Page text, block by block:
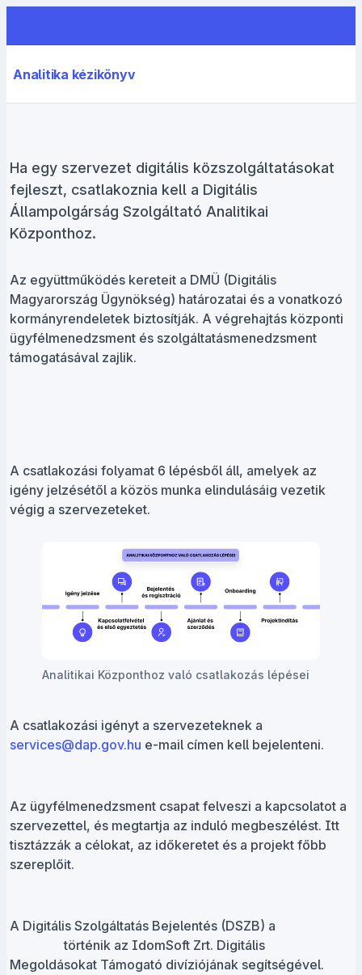
Analitika kézikönyv
Ha egy szervezet digitális közszolgáltatásokat
fejleszt, csatlakoznia kell a Digitális
Állampolgárság Szolgáltató Analitikai
Központhoz.
Az együttműködés kereteit a DMÜ (Digitális
Magyarország Ügynökség) határozatai és a vonatkozó
kormányrendeletek biztosítják. A végrehajtás központi
ügyfélmenedzsment és szolgáltatásmenedzsment
támogatásával zajlik.
A csatlakozási folyamat 6 lépésből áll, amelyek az
igény jelzésétől a közös munka elindulásáig vezetik
végig a szervezeteket.
Analitikai Központhoz való csatlakozás lépései
A csatlakozási igényt a szervezeteknek a
services@dap.gov.hu e-mail címen kell bejelenteni.
Az ügyfélmenedzsment csapat felveszi a kapcsolatot a
szervezettel, és megtartja az induló megbeszélést. Itt
tisztázzák a célokat, az időkeretet és a projekt főbb
szereplőit.
A Digitális Szolgáltatás Bejelentés (DSZB) a
történik az IdomSoft Zrt. Digitális
Megoldásokat Támogató divíziójának segítségével.